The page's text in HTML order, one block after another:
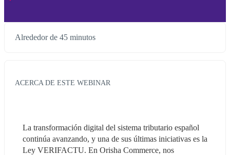
Alrededor de 45 minutos
ACERCA DE ESTE WEBINAR
La transformación digital del sistema tributario español
continúa avanzando, y una de sus últimas iniciativas es la
Ley VERIFACTU. En Orisha Commerce, nos